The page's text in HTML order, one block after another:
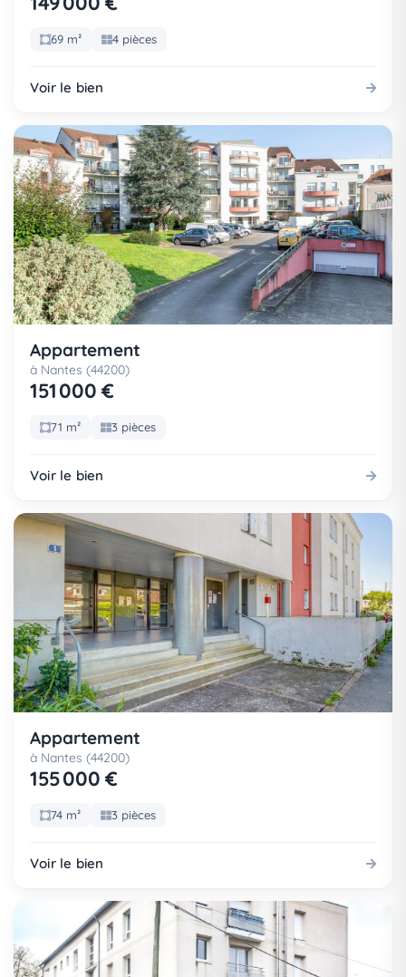
69 m² 4 pièces
Voir le bien
Appartement
à Nantes (44200)
151 000 €
71 m² 3 pièces
Voir le bien
Appartement
à Nantes (44200)
155 000 €
74 m² 3 pièces
Voir le bien